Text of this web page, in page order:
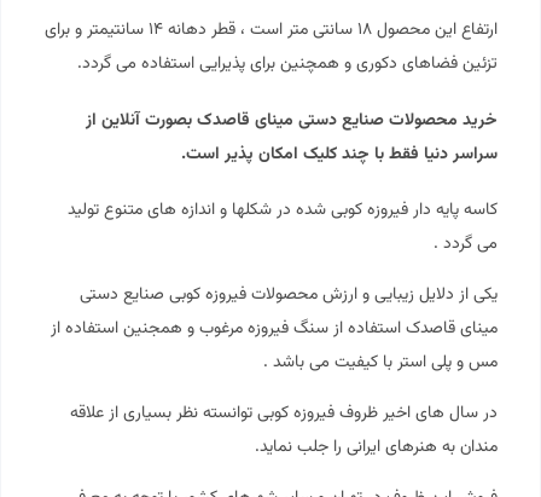
ارتفاع این محصول ۱۸ سانتی متر است ، قطر دهانه ۱۴ سانتیمتر و برای
تزئین فضاهای دکوری و همچنین برای پذیرایی استفاده می گردد.
خرید محصولات صنایع دستی مینای قاصدک بصورت آنلاین از
سراسر دنیا فقط با چند کلیک امکان پذیر است.
کاسه پایه دار فیروزه کوبی شده در شکلها و اندازه های متنوع تولید
می گردد .
یکی از دلایل زیبایی و ارزش محصولات فیروزه کوبی صنایع دستی
مینای قاصدک استفاده از سنگ فیروزه مرغوب و همجنین استفاده از
مس و پلی استر با کیفیت می باشد .
در سال های اخیر ظروف فیروزه کوبی توانسته نظر بسیاری از علاقه
مندان به هنرهای ایرانی را جلب نماید.